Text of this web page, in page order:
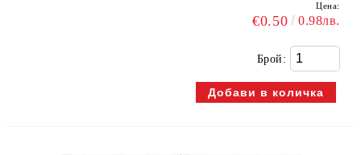
Цена:
€0.50 0.98лв.
Брой: